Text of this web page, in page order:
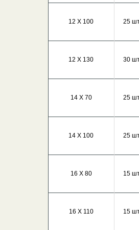
12 Х 100 25
12 Х 130 30
14 Х 70 25
14 Х 100 25
16 Х 80 15
16 Х 110 15